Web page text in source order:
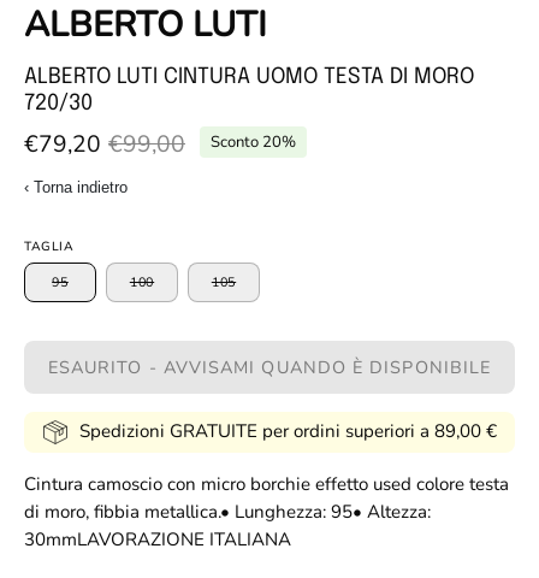
ALBERTO LUTI
ALBERTO LUTI CINTURA UOMO TESTA DI MORO
720/30
€79,20 €99,00 Sconto 20%
‹ Torna indietro
TAGLIA
95
100 105
ESAURITO - AVVISAMI QUANDO È DISPONIBILE
Spedizioni GRATUITE per ordini superiori a 89,00 €
Cintura camoscio con micro borchie effetto used colore testa
di moro, fibbia metallica.• Lunghezza: 95• Altezza:
30mmLAVORAZIONE ITALIANA